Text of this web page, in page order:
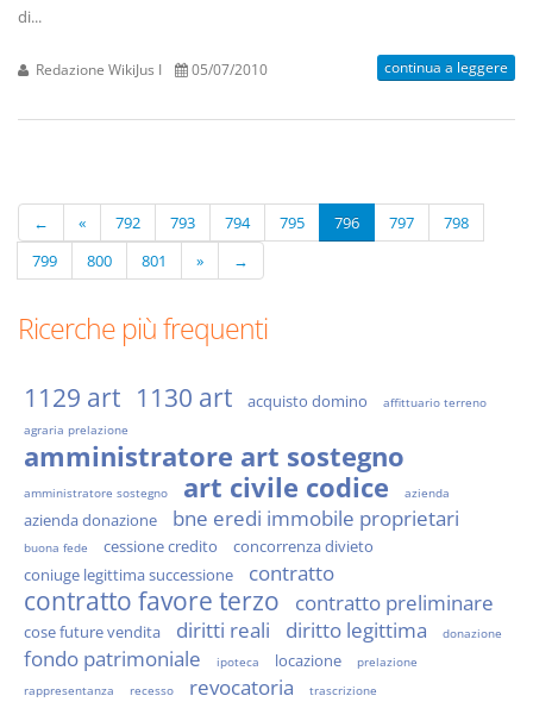
di...
Redazione WikiJus I 05/07/2010 continua a leggere
← « 792 793 794 795 796 797
798
799
800 801 » →
Ricerche più frequenti
1129 art 1130 art acquisto domino
affittuario terreno
agraria prelazione
amministratore art sostegno
amministratore sostegno art civile codice azienda
azienda donazione bne eredi immobile proprietari
buona fede cessione credito
concorrenza divieto
coniuge legittima successione
contratto
contratto favore terzo contratto preliminare
cose future vendita diritti reali diritto legittima donazione
fondo patrimoniale ipoteca locazione
prelazione
rappresentanza
recesso revocatoria trascrizione